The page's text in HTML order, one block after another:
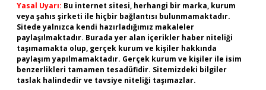
Yasal Uyarı: Bu internet sitesi, herhangi bir marka, kurum
veya şahıs şirketi ile hiçbir bağlantısı bulunmamaktadır.
Sitede yalnızca kendi hazırladığımız makaleler
paylaşılmaktadır. Burada yer alan içerikler haber niteliği
taşımamakta olup, gerçek kurum ve kişiler hakkında
paylaşım yapılmamaktadır. Gerçek kurum ve kişiler ile isim
benzerlikleri tamamen tesadüfidir. Sitemizdeki bilgiler
taslak halindedir ve tavsiye niteliği taşımazlar.